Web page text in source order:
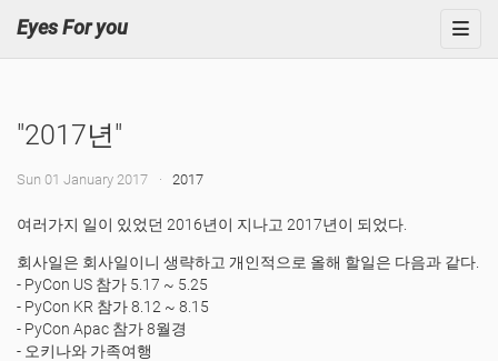
Eyes For you
"2017년"
Sun 01 January 2017 2017
여러가지 일이 있었던 2016년이 지나고 2017년이 되었다.
회사일은 회사일이니 생략하고 개인적으로 올해 할일은 다음과 같다.
- PyCon US 참가 5.17 ~ 5.25
- PyCon KR 참가 8.12 ~ 8.15
- PyCon Apac 참가 8월경
- 오키나와 가족여행